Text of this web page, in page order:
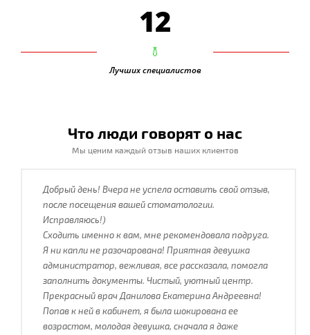
12
Лучших специалистов
Что люди говорят о нас
Мы ценим каждый отзыв наших клиентов
Добрый день! Вчера не успела оставить свой отзыв,
после посещения вашей стоматологии.
Исправляюсь!)
Сходить именно к вам, мне рекомендовала подруга.
Я ни капли не разочарована! Приятная девушка
администратор, вежливая, все рассказала, помогла
заполнить документы. Чистый, уютный центр.
Прекрасный врач Данилова Екатерина Андреевна!
Попав к ней в кабинет, я была шокирована ее
возрастом, молодая девушка, сначала я даже